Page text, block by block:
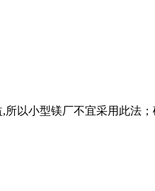
以小型镁厂不宜采用此法